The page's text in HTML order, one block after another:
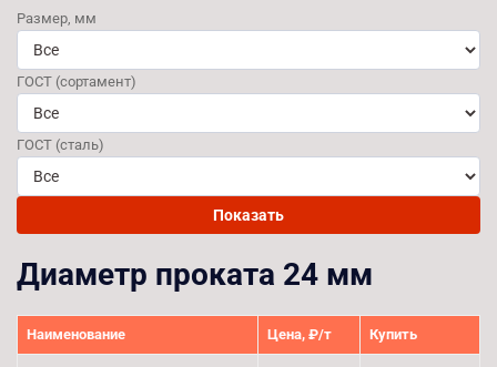
Размер, мм
ГОСТ (сортамент)
ГОСТ (сталь)
Показать
Диаметр проката 24 мм
Наименование Цена, ₽/т Купить